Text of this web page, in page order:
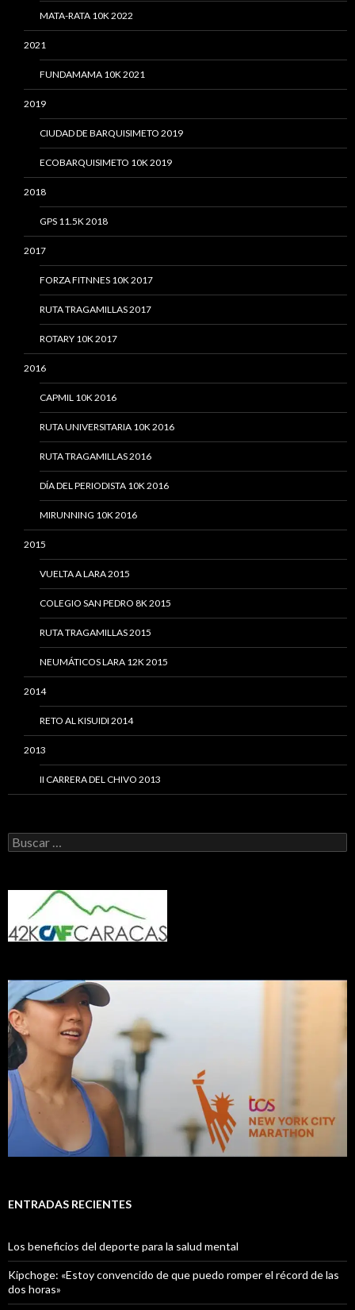
MATA-RATA 10K 2022
2021
FUNDAMAMA 10K 2021
2019
CIUDAD DE BARQUISIMETO 2019
ECOBARQUISIMETO 10K 2019
2018
GPS 11.5K 2018
2017
FORZA FITNNES 10K 2017
RUTA TRAGAMILLAS 2017
ROTARY 10K 2017
2016
CAPMIL 10K 2016
RUTA UNIVERSITARIA 10K 2016
RUTA TRAGAMILLAS 2016
DÍA DEL PERIODISTA 10K 2016
MIRUNNING 10K 2016
2015
VUELTA A LARA 2015
COLEGIO SAN PEDRO 8K 2015
RUTA TRAGAMILLAS 2015
NEUMÁTICOS LARA 12K 2015
2014
RETO AL KISUIDI 2014
2013
II CARRERA DEL CHIVO 2013
Buscar:
ENTRADAS RECIENTES
Los beneficios del deporte para la salud mental
Kipchoge: «Estoy convencido de que puedo romper el récord de las
dos horas»